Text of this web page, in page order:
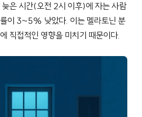
은 시간(오전 2시 이후)에 자는 사람
이 3~5% 낮았다. 이는 멜라토닌 분
직접적인 영향을 미치기 때문이다.